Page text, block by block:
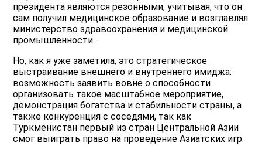
президента являются резонными, учитывая, что он
сам получил медицинское образование и возглавлял
министерство здравоохранения и медицинской
промышленности.
Но, как я уже заметила, это стратегическое
выстраивание внешнего и внутреннего имиджа:
возможность заявить вовне о способности
организовать такое масштабное мероприятие,
демонстрация богатства и стабильности страны, а
также конкуренция с соседями, так как
Туркменистан первый из стран Центральной Азии
смог выиграть право на проведение Азиатских игр.